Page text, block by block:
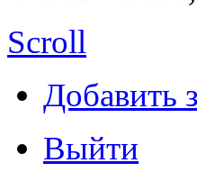
Scroll
Добавить
Выйти